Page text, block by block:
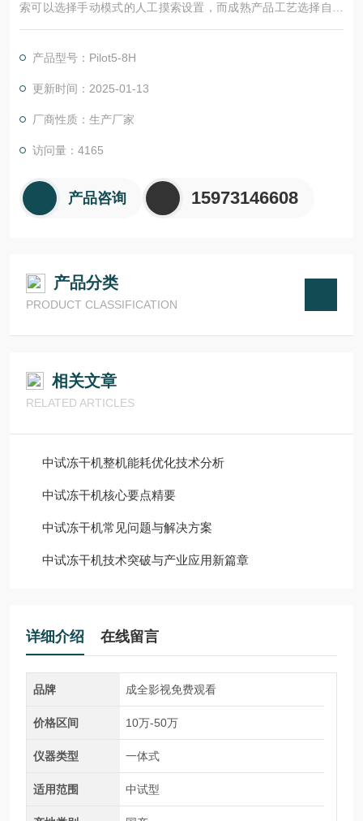
索可以选择手动模式的人工摸索设置，而成熟产品工艺选择自动
模式运行成熟流程，效率高，外形美观。它是企业和科研机构进
产品型号：Pilot5-8H
更新时间：2025-01-13
厂商性质：生产厂家
访问量：4165
产品咨询 15973146608
产品分类
PRODUCT CLASSIFICATION
相关文章
RELATED ARTICLES
中试冻干机整机能耗优化技术分析
中试冻干机核心要点精要
中试冻干机常见问题与解决方案
中试冻干机技术突破与产业应用新篇章
详细介绍 在线留言
品牌 成全影视免费观看
价格区间 10万-50万
仪器类型 一体式
适用范围 中试型